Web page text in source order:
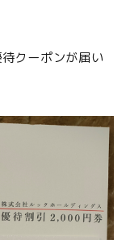
クーポンが届い